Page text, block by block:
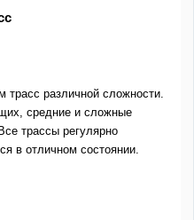
трасс различной сложности.
средние и сложные
трассы регулярно
в отличном состоянии.